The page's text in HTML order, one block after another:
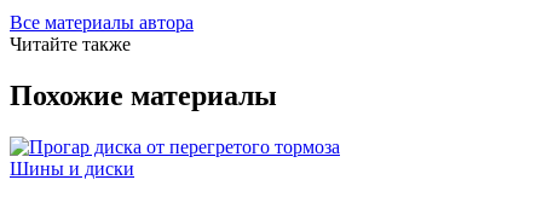
Все материалы автора
Читайте также
Похожие материалы
Шины и диски